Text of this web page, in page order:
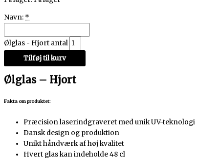
Navn: *
Ølglas - Hjort antal
Tilføj til kurv
Ølglas – Hjort
Fakta om produktet:
Præcision laserindgraveret med unik UV-teknologi
Dansk design og produktion
Unikt håndværk af høj kvalitet
Hvert glas kan indeholde 48 cl